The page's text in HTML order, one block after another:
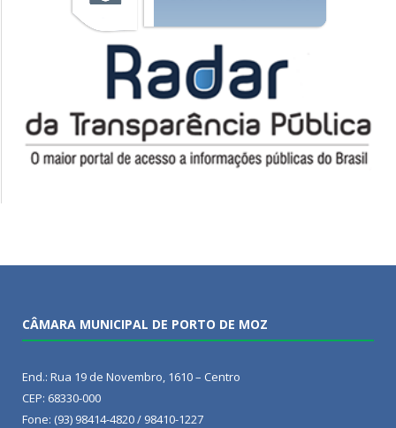
CÂMARA MUNICIPAL DE PORTO DE MOZ
End.: Rua 19 de Novembro, 1610 – Centro
CEP: 68330-000
Fone: (93) 98414-4820 / 98410-1227